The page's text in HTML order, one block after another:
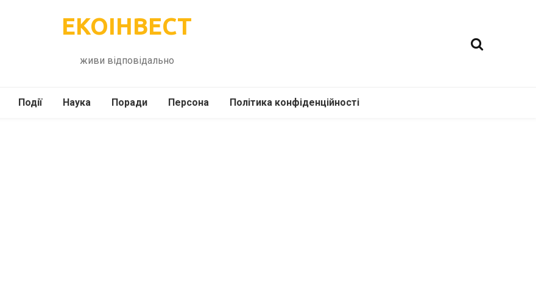
ЕКОІНВЕСТ
живи відповідально
Події Наука Поради Персона Політика конфіденційності